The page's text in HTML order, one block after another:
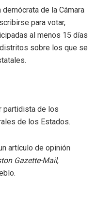
de la Cámara
para votar,
al menos 15 días
sobre los que se
partidista de los
de los Estados.
artículo de opinión
Gazette-Mail,